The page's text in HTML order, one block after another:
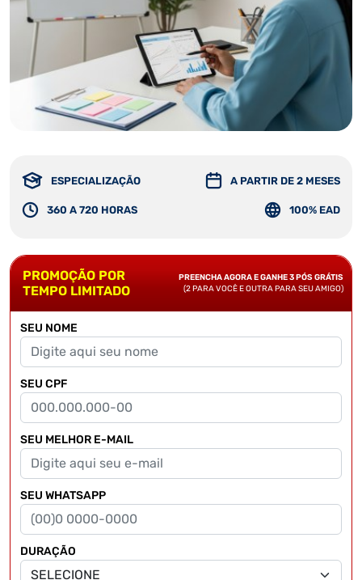
ESPECIALIZAÇÃO A PARTIR DE 2 MESES
360 A 720 HORAS 100% EAD
PROMOÇÃO POR
TEMPO LIMITADO
PREENCHA AGORA E GANHE 3 PÓS GRÁTIS
(2 PARA VOCÊ E OUTRA PARA SEU AMIGO)
SEU NOME
SEU CPF
SEU MELHOR E-MAIL
SEU WHATSAPP
DURAÇÃO